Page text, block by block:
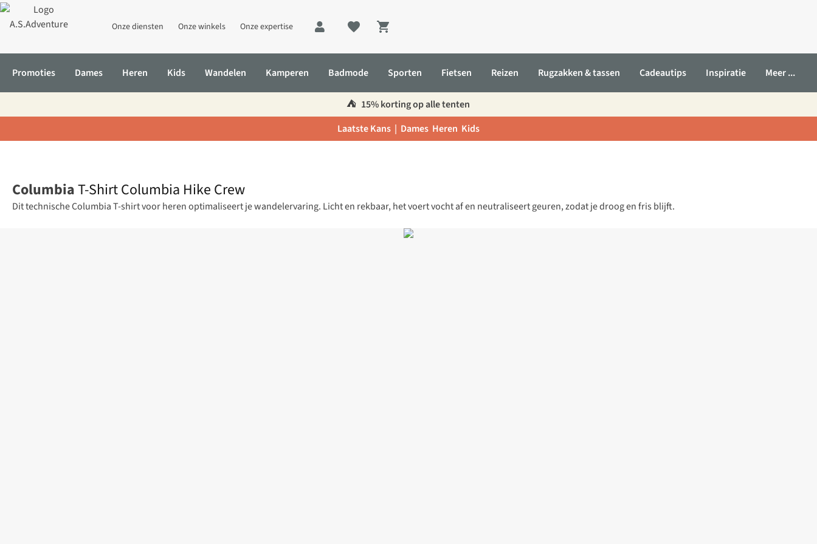
Onze diensten Onze winkels Onze expertise
Shopping cart
Promoties Dames Heren Kids Wandelen Kamperen Badmode Sporten Fietsen Reizen Rugzakken & tassen Cadeautips Inspiratie Meer ...
⛺️ 15% korting op alle tenten
Laatste Kans | Dames Heren Kids
ColumbiaT-Shirt Columbia Hike Crew
Dit technische Columbia T-shirt voor heren optimaliseert je wandelervaring. Licht en rekbaar, het voert vocht af en neutraliseert geuren, zodat je droog en fris blijft.